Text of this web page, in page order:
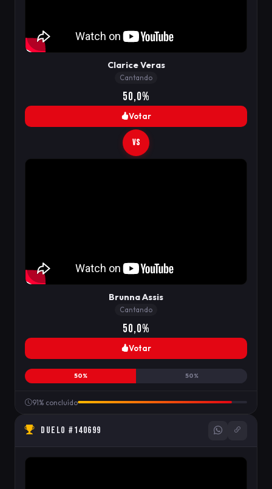
Clarice Veras
Cantando
50,0%
Votar
VS
Brunna Assis
Cantando
50,0%
Votar
50% 50%
91% concluído
DUELO #140699